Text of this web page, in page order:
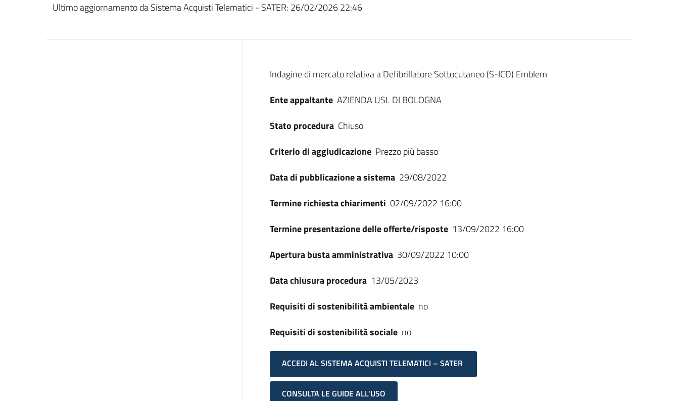
Ultimo aggiornamento da Sistema Acquisti Telematici - SATER: 26/02/2026 22:46
Dati del bando
Indagine di mercato relativa a Defibrillatore Sottocutaneo (S-ICD) Emblem
Ente appaltante AZIENDA USL DI BOLOGNA
Stato procedura Chiuso
Criterio di aggiudicazione Prezzo più basso
Data di pubblicazione a sistema 29/08/2022
Termine richiesta chiarimenti 02/09/2022 16:00
Termine presentazione delle offerte/risposte 13/09/2022 16:00
Apertura busta amministrativa 30/09/2022 10:00
Data chiusura procedura 13/05/2023
Requisiti di sostenibilità ambientale no
Requisiti di sostenibilità sociale no
ACCEDI AL SISTEMA ACQUISTI TELEMATICI – SATER
CONSULTA LE GUIDE ALL'USO